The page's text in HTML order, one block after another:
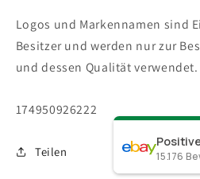
Logos und Markennamen sind
Besitzer und werden nur zur
und dessen Qualität verwendet.
SKU:
174950926222
Teilen 15.176